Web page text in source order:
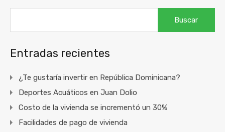
Entradas recientes
¿Te gustaría invertir en República Dominicana?
Deportes Acuáticos en Juan Dolio
Costo de la vivienda se incrementó un 30%
Facilidades de pago de vivienda